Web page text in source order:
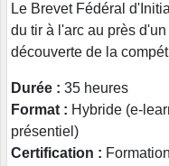
Le Brevet Fédéral
du tir à l'arc au près
découverte de la
Durée : 35 heures
Format : Hybride (e-
présentiel)
Certification :